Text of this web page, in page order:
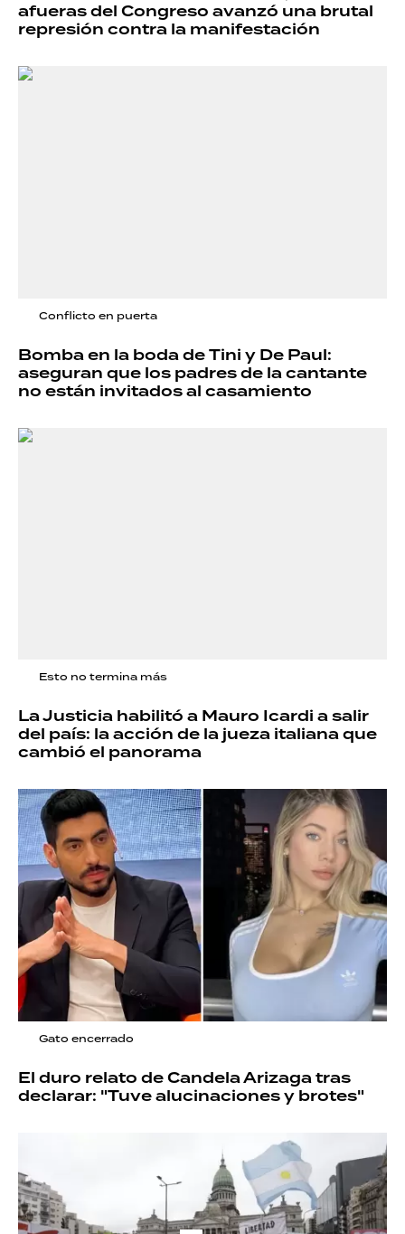
afueras del Congreso avanzó una brutal
represión contra la manifestación
Conflicto en puerta
Bomba en la boda de Tini y De Paul:
aseguran que los padres de la cantante
no están invitados al casamiento
Esto no termina más
La Justicia habilitó a Mauro Icardi a salir
del país: la acción de la jueza italiana que
cambió el panorama
Gato encerrado
El duro relato de Candela Arizaga tras
declarar: "Tuve alucinaciones y brotes"